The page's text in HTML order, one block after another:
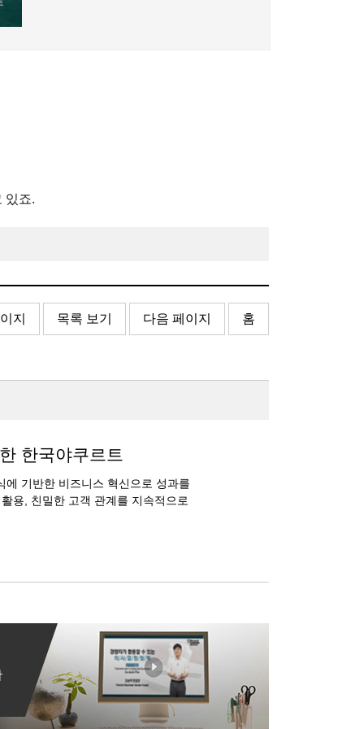
있죠.
지 목록 보기 다음 페이지 홈
한국야쿠르트
기반한 비즈니스 혁신으로 성과를
용, 친밀한 고객 관계를 지속적으로